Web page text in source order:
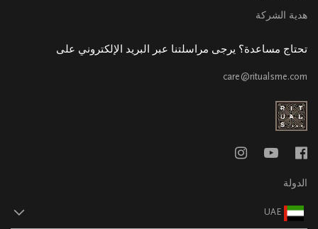
هدية الشركة
تحتاج مساعدة؟ يرجى مراسلتنا عبر البريد الإلكتروني على
care@ritualsme.com
الدولة
UAE